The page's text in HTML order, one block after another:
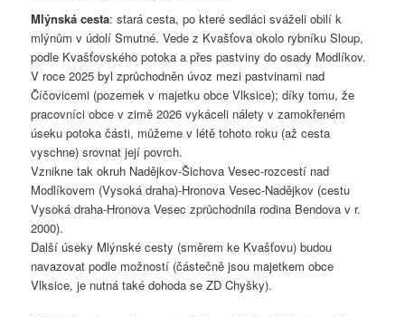
Mlýnská cesta: stará cesta, po které sedláci sváželi obilí k
mlýnům v údolí Smutné. Vede z Kvašťova okolo rybníku Sloup,
podle Kvašťovského potoka a přes pastviny do osady Modlíkov.
V roce 2025 byl zprůchodněn úvoz mezi pastvinami nad
Číčovicemi (pozemek v majetku obce Vlksice); díky tomu, že
pracovníci obce v zimě 2026 vykáceli nálety v zamokřeném
úseku potoka části, můžeme v létě tohoto roku (až cesta
vyschne) srovnat její povrch.
Vznikne tak okruh Nadějkov-Šichova Vesec-rozcestí nad
Modlíkovem (Vysoká draha)-Hronova Vesec-Nadějkov (cestu
Vysoká draha-Hronova Vesec zprůchodnila rodina Bendova v r.
2000).
Další úseky Mlýnské cesty (směrem ke Kvašťovu) budou
navazovat podle možností (částečně jsou majetkem obce
Vlksice, je nutná také dohoda se ZD Chyšky).